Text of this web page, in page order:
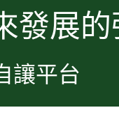
發展
讓平台